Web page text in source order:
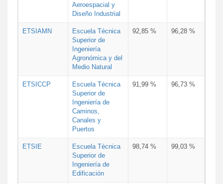
Aeroespacial y
Diseño Industrial
ETSIAMN
Escuela Técnica
Superior de
Ingeniería
Agronómica y del
Medio Natural
92,85 % 96,28 %
ETSICCP
Escuela Técnica
Superior de
Ingeniería de
Caminos,
Canales y
Puertos
91,99 % 96,73 %
ETSIE
Escuela Técnica
Superior de
Ingeniería de
Edificación
98,74 % 99,03 %